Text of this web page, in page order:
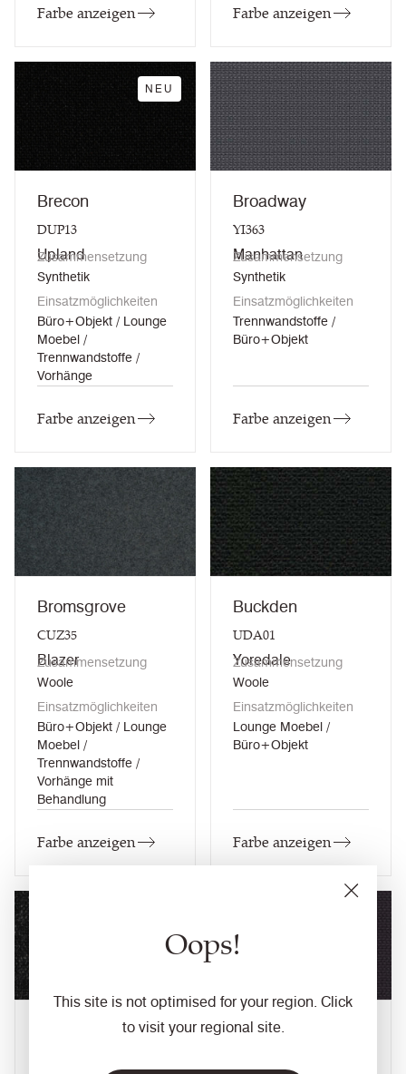
Oops!
This site is not optimised for your region. Click
to visit your regional site.
Farbe anzeigen Farbe anzeigen
NEU
Brecon
DUP13
Upland
Zusammensetzung
Synthetik
Einsatzmöglichkeiten
Büro+Objekt / Lounge
Moebel /
Trennwandstoffe /
Vorhänge
Farbe anzeigen
Broadway
YI363
Manhattan
Zusammensetzung
Synthetik
Einsatzmöglichkeiten
Trennwandstoffe /
Büro+Objekt
Farbe anzeigen
Bromsgrove
CUZ35
Blazer
Zusammensetzung
Woole
Einsatzmöglichkeiten
Büro+Objekt / Lounge
Moebel /
Trennwandstoffe /
Vorhänge mit
Behandlung
Farbe anzeigen
Buckden
UDA01
Yoredale
Zusammensetzung
Woole
Einsatzmöglichkeiten
Lounge Moebel /
Büro+Objekt
Farbe anzeigen
Capital